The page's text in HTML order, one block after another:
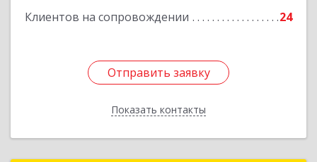
Клиентов на сопровождении 24
Отправить заявку
Показать контакты
Отправить заявку
Назад